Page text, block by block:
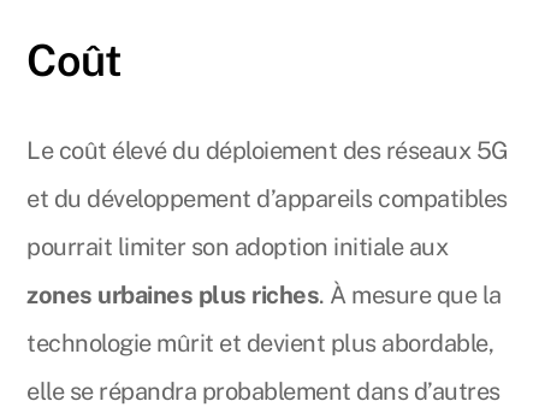
Coût
Le coût élevé du déploiement des réseaux 5G
et du développement d’appareils compatibles
pourrait limiter son adoption initiale aux
zones urbaines plus riches. À mesure que la
technologie mûrit et devient plus abordable,
elle se répandra probablement dans d’autres